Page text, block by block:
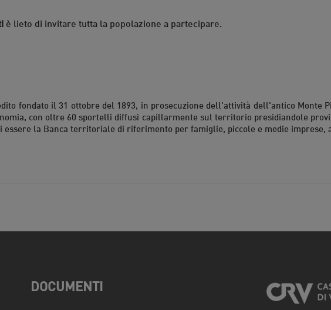
è lieto di invitare tutta la popolazione a partecipare.
fondato il 31 ottobre del 1893, in prosecuzione dell'attività dell'antico Monte
con oltre 60 sportelli diffusi capillarmente sul territorio presidiandole
essere la Banca territoriale di riferimento per famiglie, piccole e medie
DOCUMENTI